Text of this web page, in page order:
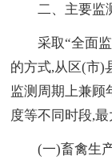
二、主要监
采取“全面
的方式,从区(市)
监测周期上兼顾
度等不同时段,
(一)畜禽生